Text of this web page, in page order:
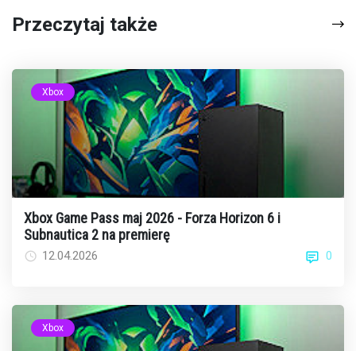
Przeczytaj także
Xbox
Xbox Game Pass maj 2026 - Forza Horizon 6 i
Subnautica 2 na premierę
12.04.2026 0
Xbox